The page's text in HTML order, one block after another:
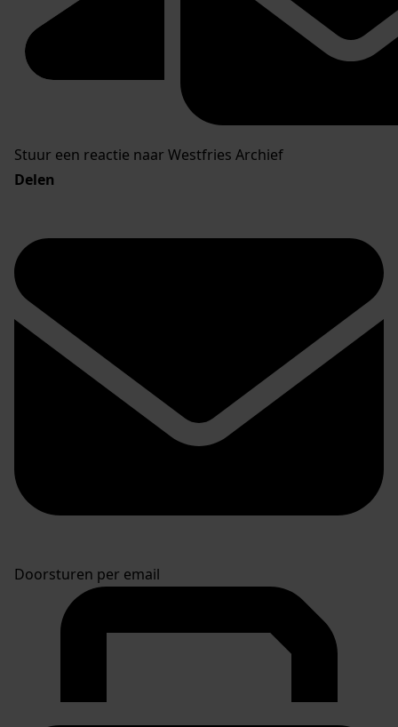
Stuur een reactie naar Westfries Archief
Delen
Doorsturen per email